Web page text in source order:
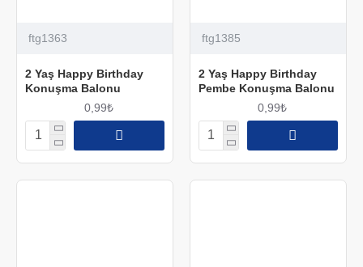
ftg1363
2 Yaş Happy Birthday
Konuşma Balonu
0,99₺
ftg1385
2 Yaş Happy Birthday
Pembe Konuşma Balonu
0,99₺